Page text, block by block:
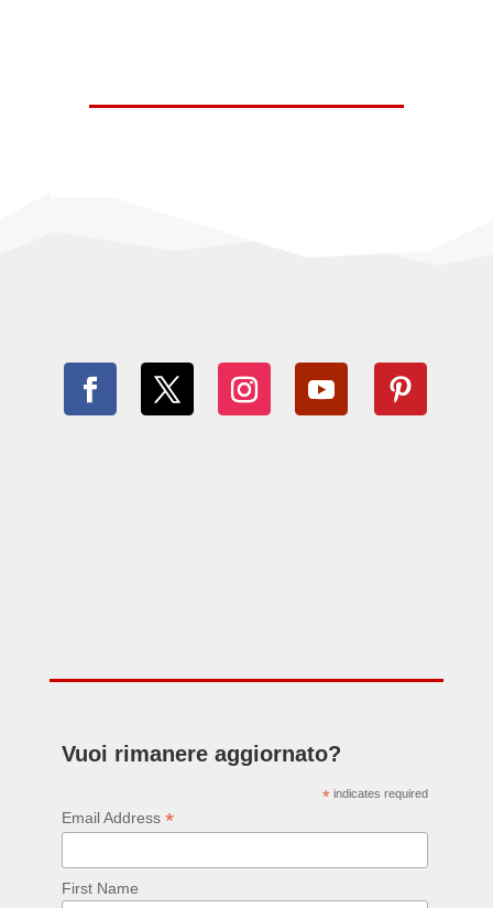
Vuoi rimanere aggiornato?
* indicates required
Email Address *
First Name